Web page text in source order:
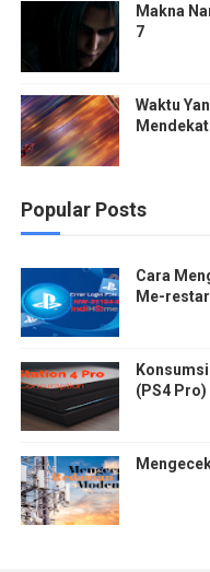
Makna
7
Waktu
Popular Posts
Cara
Me-
(PS4 Pro)